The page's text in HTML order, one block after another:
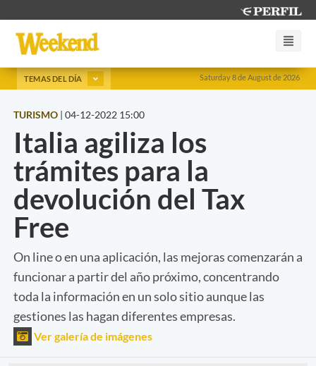
Saturday 8 de August de 2026
TEMAS DEL DÍA
TURISMO | 04-12-2022 15:00
Italia agiliza los
trámites para la
devolución del Tax
Free
On line o en una aplicación, las mejoras comenzarán a
funcionar a partir del año próximo, concentrando
toda la información en un solo sitio aunque las
gestiones las hagan diferentes empresas.
Ver galería de imágenes